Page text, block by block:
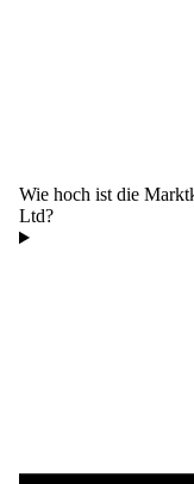
Wie hoch ist die
Ltd?